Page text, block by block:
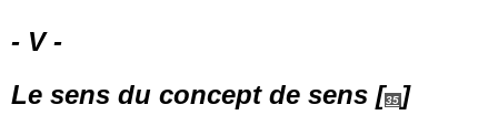
- V -
Le sens du concept de sens [35 ]